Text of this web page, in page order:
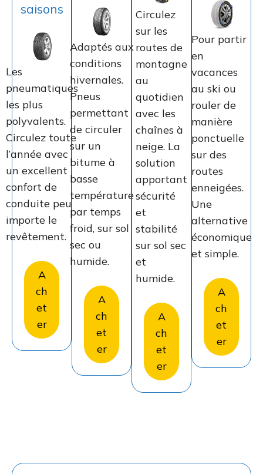
saisons
Les
pneumatiques
les plus
polyvalents.
Circulez toute
l’année avec
un excellent
confort de
conduite peu
importe le
revêtement.
A
ch
et
er
Adaptés aux
conditions
hivernales.
Pneus
permettant
de circuler
sur un
bitume à
basse
température
par temps
froid, sur sol
sec ou
humide.
A
ch
et
er
Circulez
sur les
routes de
montagne
au
quotidien
avec les
chaînes à
neige. La
solution
apportant
sécurité
et
stabilité
sur sol sec
et
humide.
A
ch
et
er
Pour partir
en
vacances
au ski ou
rouler de
manière
ponctuelle
sur des
routes
enneigées.
Une
alternative
économique
et simple.
A
ch
et
er